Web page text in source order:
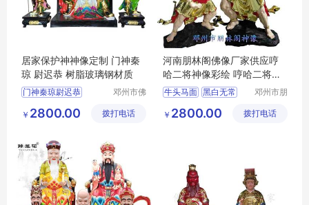
居家保护神神像定制 门神秦
琼 尉迟恭 树脂玻璃钢材质
门神秦琼尉迟恭
祭祀宗教用品
邓州市佛
厂
￥ 2800.00 拨打电话
河南朋林阁佛像厂家供应哼
哈二将神像彩绘 哼哈二将玻
璃钢 祭祀用品
牛头马面 黑白无常
邓州市朋
品店
￥ 2800.00 拨打电话